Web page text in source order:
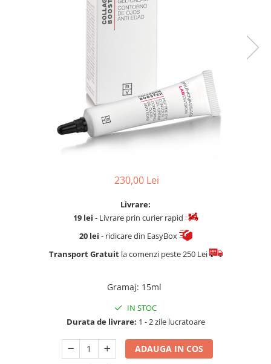
Creioane sprancene
Gel pentru sprancene
PALETE PROFESIONALE
230,00 Lei
Livrare:
19 lei - Livrare prin curier rapid
20 lei - ridicare din EasyBox
Transport Gratuitla comenzi peste 250 Lei
Gramaj: 15ml
IN STOC
Durata de livrare: 1 - 2 zile lucratoare
ADAUGA IN COS